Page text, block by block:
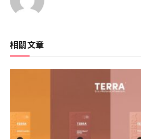
相關文章